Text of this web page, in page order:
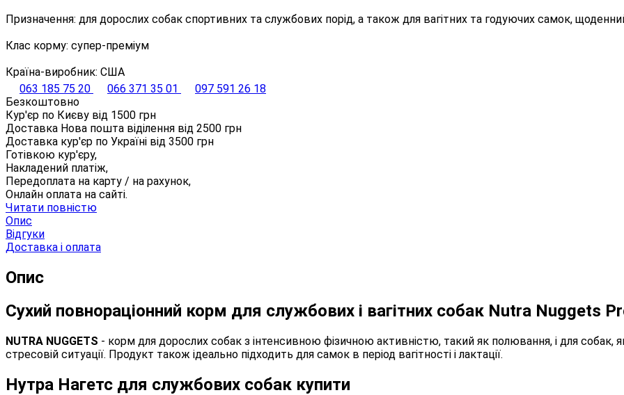
Призначення: для дорослих собак спортивних та службових порід, а також для вагітних та годуючих самок,
Клас корму: супер-преміум
Країна-виробник: США
063 185 75 20
066 371 35 01
097 591 26 18
Безкоштовно
Кур'єр по Києву від 1500 грн
Доставка Нова пошта віділення від 2500 грн
Доставка кур'єр по Україні від 3500 грн
Готівкою кур'єру,
Накладений платіж,
Передоплата на карту / на рахунок,
Онлайн оплата на сайті.
Читати повністю
Опис
Відгуки
Доставка і оплата
Опис
Сухий повнораціонний корм для службових і вагітних собак Nutra Nuggets
NUTRA NUGGETS - корм для дорослих собак з інтенсивною фізичною активністю, такий як полювання, і для собак,
стресовій ситуації. Продукт також ідеально підходить для самок в період вагітності і лактації.
Нутра Нагетс для службових собак купити